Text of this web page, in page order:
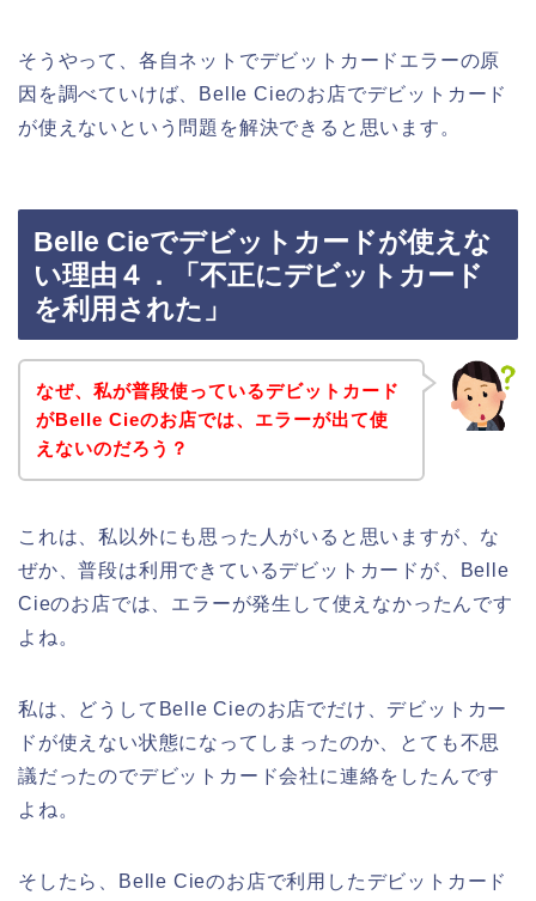
そうやって、各自ネットでデビットカードエラーの原
因を調べていけば、Belle Cieのお店でデビットカード
が使えないという問題を解決できると思います。
Belle Cieでデビットカードが使えな
い理由４．「不正にデビットカード
を利用された」
なぜ、私が普段使っているデビットカード
がBelle Cieのお店では、エラーが出て使
えないのだろう？
これは、私以外にも思った人がいると思いますが、な
ぜか、普段は利用できているデビットカードが、Belle
Cieのお店では、エラーが発生して使えなかったんです
よね。
私は、どうしてBelle Cieのお店でだけ、デビットカー
ドが使えない状態になってしまったのか、とても不思
議だったのでデビットカード会社に連絡をしたんです
よね。
そしたら、Belle Cieのお店で利用したデビットカード